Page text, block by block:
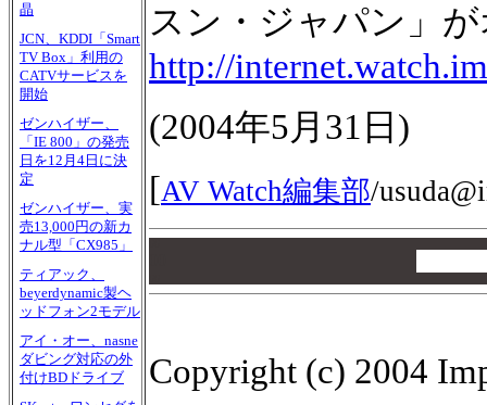
晶
JCN、KDDI「Smart
TV Box」利用の
CATVサービスを
開始
ゼンハイザー、
「IE 800」の発売
日を12月4日に決
定
ゼンハイザー、実
売13,000円の新カ
ナル型「CX985」
ティアック、
beyerdynamic製ヘ
ッドフォン2モデル
アイ・オー、nasne
ダビング対応の外
付けBDドライブ
スン・ジャパン」
http://
(2004年5月31日 )
[AV Watch編集部/
Copyright (c) 2004